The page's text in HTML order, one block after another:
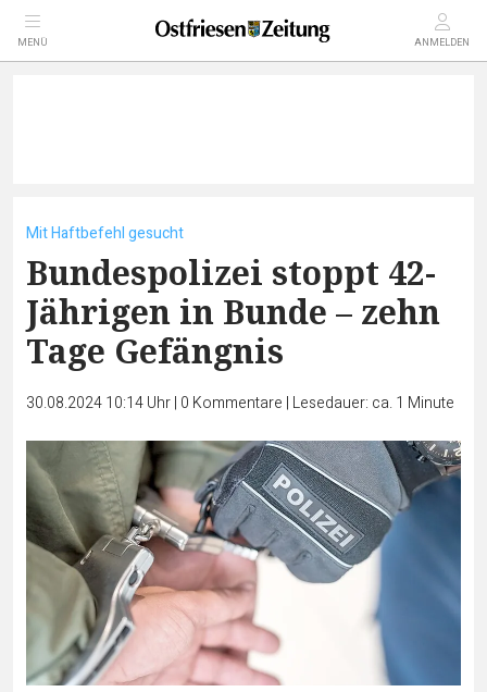
MENÜ ANMELDEN
Mit Haftbefehl gesucht
Bundespolizei stoppt 42-
Jährigen in Bunde – zehn
Tage Gefängnis
30.08.2024 10:14 Uhr| 0 Kommentare | Lesedauer: ca. 1 Minute